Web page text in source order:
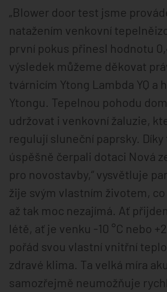
„Blower door test jsme
natažením venkovní
první pokus přinesl hodnotu
výsledek můžeme děkovat
tvárnicím Ytong Lambda YQ a
Ytongu. Tepelnou pohodu
udržovat i venkovní žaluzie,
regulují sluneční paprsky.
úspěšně čerpali dotaci Nová
pro novostavby,“ vysvětluje
žije svým vlastním životem,
až tak moc nezajímá. Ať
létě, ať je venku -10 °C nebo
pořád svou vlastní vnitřní
zdravé klima. Ta velká míra
samozřejmě neumožňuje